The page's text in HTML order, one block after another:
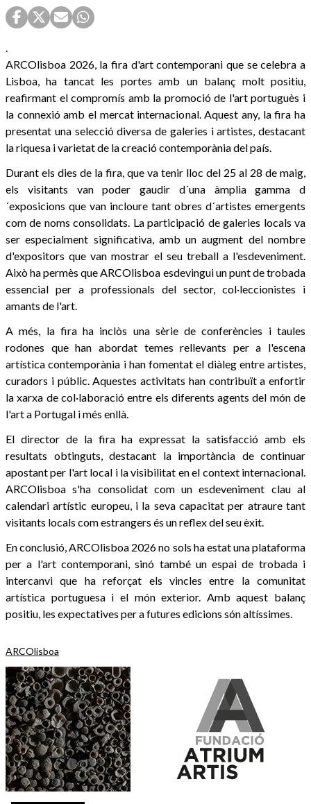
.
ARCOlisboa 2026, la fira d'art contemporani que se celebra a
Lisboa, ha tancat les portes amb un balanç molt positiu,
reafirmant el compromís amb la promoció de l'art portuguès i
la connexió amb el mercat internacional. Aquest any, la fira ha
presentat una selecció diversa de galeries i artistes, destacant
la riquesa i varietat de la creació contemporània del país.
Durant els dies de la fira, que va tenir lloc del 25 al 28 de maig,
els visitants van poder gaudir d´una àmplia gamma d
´exposicions que van incloure tant obres d´artistes emergents
com de noms consolidats. La participació de galeries locals va
ser especialment significativa, amb un augment del nombre
d'expositors que van mostrar el seu treball a l'esdeveniment.
Això ha permès que ARCOlisboa esdevingui un punt de trobada
essencial per a professionals del sector, col·leccionistes i
amants de l'art.
A més, la fira ha inclòs una sèrie de conferències i taules
rodones que han abordat temes rellevants per a l'escena
artística contemporània i han fomentat el diàleg entre artistes,
curadors i públic. Aquestes activitats han contribuït a enfortir
la xarxa de col·laboració entre els diferents agents del món de
l'art a Portugal i més enllà.
El director de la fira ha expressat la satisfacció amb els
resultats obtinguts, destacant la importància de continuar
apostant per l'art local i la visibilitat en el context internacional.
ARCOlisboa s'ha consolidat com un esdeveniment clau al
calendari artístic europeu, i la seva capacitat per atraure tant
visitants locals com estrangers és un reflex del seu èxit.
En conclusió, ARCOlisboa 2026 no sols ha estat una plataforma
per a l'art contemporani, sinó també un espai de trobada i
intercanvi que ha reforçat els vincles entre la comunitat
artística portuguesa i el món exterior. Amb aquest balanç
positiu, les expectatives per a futures edicions són altíssimes.
ARCOlisboa